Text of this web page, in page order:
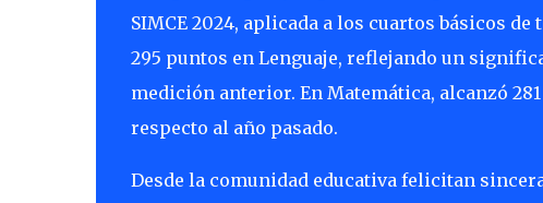
SIMCE 2024, aplicada a los cuartos básicos
295 puntos en Lenguaje, reflejando un
medición anterior. En Matemática, alcanzó
respecto al año pasado.
Desde la comunidad educativa felicitan